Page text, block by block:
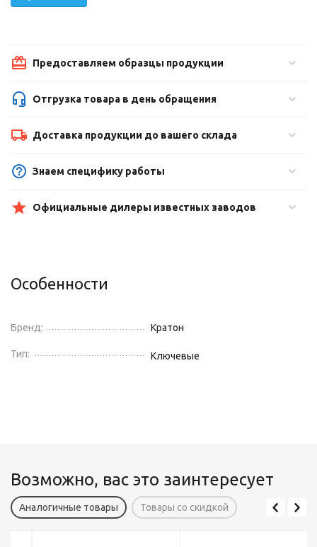
Предоставляем образцы продукции
Отгрузка товара в день обращения
Доставка продукции до вашего склада
Знаем специфику работы
Официальные дилеры известных заводов
Особенности
Бренд: Кратон
Тип: Ключевые
Возможно, вас это заинтересует
Аналогичные товары Товары со скидкой